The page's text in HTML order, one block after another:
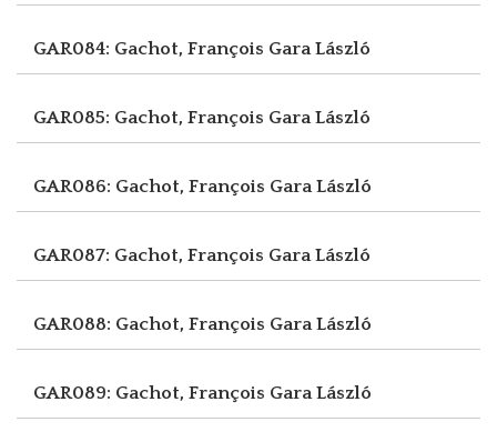
GAR084: Gachot, François Gara László
GAR085: Gachot, François Gara László
GAR086: Gachot, François Gara László
GAR087: Gachot, François Gara László
GAR088: Gachot, François Gara László
GAR089: Gachot, François Gara László